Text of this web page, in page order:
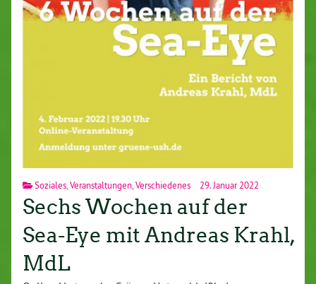
Soziales,Veranstaltungen,Verschiedenes 29. Januar 2022
Sechs Wochen auf der
Sea-Eye mit Andreas Krahl,
MdL